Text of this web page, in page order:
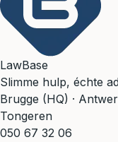
LawBase
Slimme hulp, échte
Brugge (HQ) ·
Tongeren
050 67 32 06